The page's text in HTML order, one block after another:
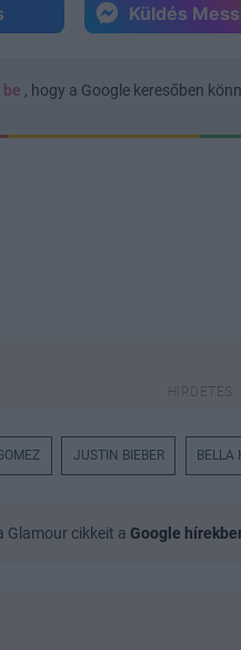
Küldés
, hogy a Google keresőben
JUSTIN BIEBER BELLA
Glamour cikkeit a Google